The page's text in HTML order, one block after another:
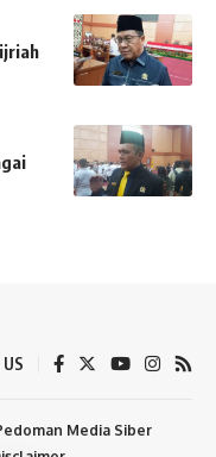
Media Siber